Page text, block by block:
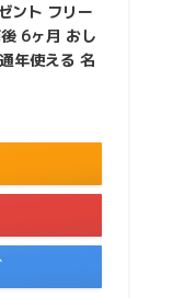
ント フリー
6ヶ月 おし
年使える 名